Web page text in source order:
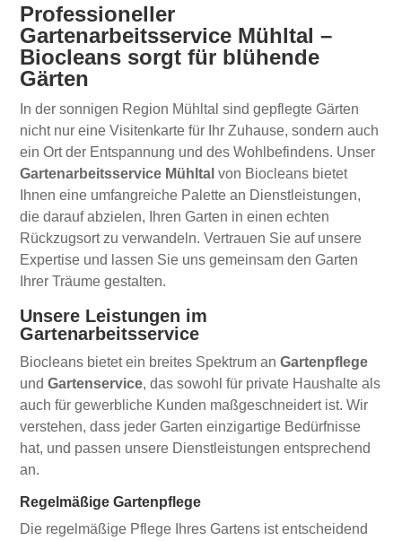
Professioneller
Gartenarbeitsservice Mühltal –
Biocleans sorgt für blühende
Gärten
In der sonnigen Region Mühltal sind gepflegte Gärten
nicht nur eine Visitenkarte für Ihr Zuhause, sondern auch
ein Ort der Entspannung und des Wohlbefindens. Unser
Gartenarbeitsservice Mühltal von Biocleans bietet
Ihnen eine umfangreiche Palette an Dienstleistungen,
die darauf abzielen, Ihren Garten in einen echten
Rückzugsort zu verwandeln. Vertrauen Sie auf unsere
Expertise und lassen Sie uns gemeinsam den Garten
Ihrer Träume gestalten.
Unsere Leistungen im
Gartenarbeitsservice
Biocleans bietet ein breites Spektrum anGartenpflege
undGartenservice, das sowohl für private Haushalte als
auch für gewerbliche Kunden maßgeschneidert ist. Wir
verstehen, dass jeder Garten einzigartige Bedürfnisse
hat, und passen unsere Dienstleistungen entsprechend
an.
Regelmäßige Gartenpflege
Die regelmäßige Pflege Ihres Gartens ist entscheidend